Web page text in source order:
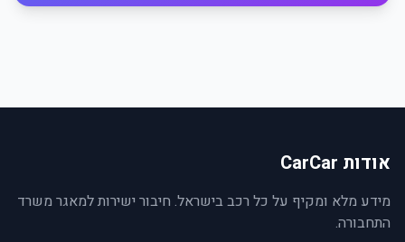
אודות CarCar
מידע מלא ומקיף על כל רכב בישראל. חיבור ישירות למאגר משרד
התחבורה.